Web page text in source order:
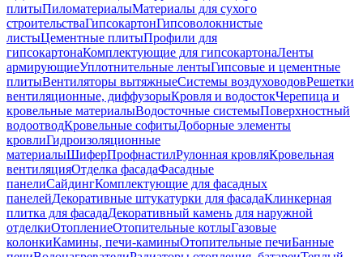
плитыПиломатериалыМатериалы для сухого
строительстваГипсокартонГипсоволокнистые
листыЦементные плитыПрофили для
гипсокартонаКомплектующие для гипсокартонаЛенты
армирующиеУплотнительные лентыГипсовые и цементные
плитыВентиляторы вытяжныеСистемы воздуховодовРешетки
вентиляционные, диффузорыКровля и водостокЧерепица и
кровельные материалыВодосточные системыПоверхностный
водоотводКровельные софитыДоборные элементы
кровлиГидроизоляционные
материалыШиферПрофнастилРулонная кровляКровельная
вентиляцияОтделка фасадаФасадные
панелиСайдингКомплектующие для фасадных
панелейДекоративные штукатурки для фасадаКлинкерная
плитка для фасадаДекоративный камень для наружной
отделкиОтоплениеОтопительные котлыГазовые
колонкиКамины, печи-каминыОтопительные печиБанные